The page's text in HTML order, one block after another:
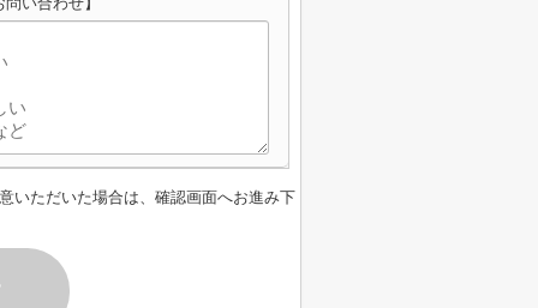
いただいた場合は、確認画面へお進み下